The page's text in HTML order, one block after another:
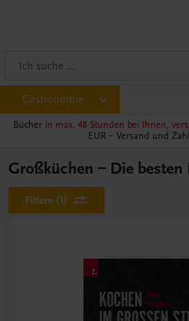
Gastronomie
Bücher in max. 48 Stunden bei Ihnen,
EUR – Versand und
Großküchen – Die besten
Filtern (1)